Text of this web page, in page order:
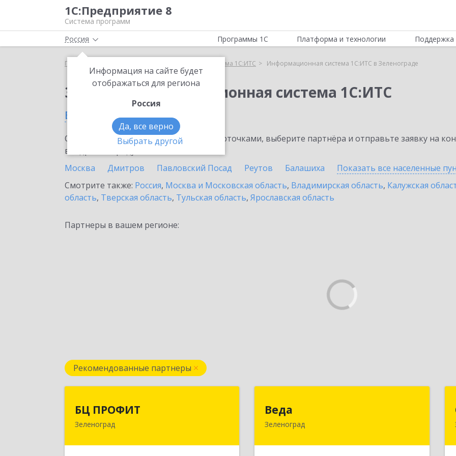
1С:Предприятие 8
Система программ
Россия
Информация на сайте будет
отображаться для региона
Россия
Да, все верно
Выбрать другой
Программы 1С Платформа и технологии Поддержка
Главная Информационная система 1С:ИТС Информационная система 1С:ИТС в Зеленограде
Заказать Информационная система 1С:ИТС
в Зеленограде
Ознакомьтесь с информационными карточками, выберите партнёра и отправьте заявку на
внедрение продукта.
Москва
Дмитров Павловский Посад Реутов Балашиха Показать все населенные
Смотрите также: Россия, Москва и Московская область, Владимирская область, Калужская
область, Тверская область, Тульская область, Ярославская область
Партнеры в вашем регионе:
Рекомендованные партнеры
БЦ ПРОФИТ
Зеленоград124482, Москва г, Зеленоград г,
Веда
Зеленоград124683, Москва г, Зеленоград г,